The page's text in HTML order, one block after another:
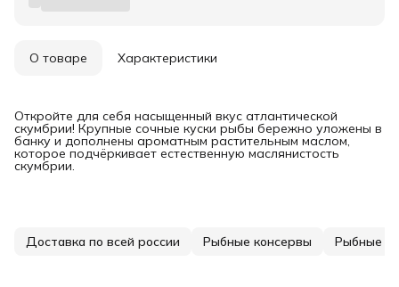
О товаре Характеристики
Откройте для себя насыщенный вкус атлантической
скумбрии! Крупные сочные куски рыбы бережно уложены в
банку и дополнены ароматным растительным маслом,
которое подчёркивает естественную маслянистость
скумбрии.
Доставка по всей россии Рыбные консервы Рыбные